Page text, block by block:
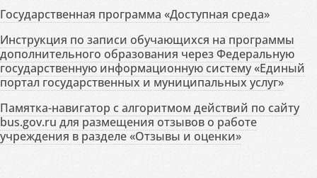
Государственная программа «Доступная среда»
Инструкция по записи обучающихся на программы
дополнительного образования через Федеральную
государственную информационную систему «Единый
портал государственных и муниципальных услуг»
Памятка-навигатор с алгоритмом действий по сайту
bus.gov.ru для размещения отзывов о работе
учреждения в разделе «Отзывы и оценки»